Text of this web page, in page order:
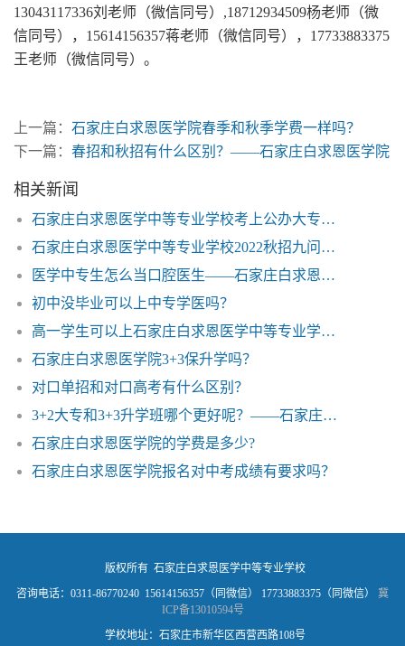
13043117336刘老师（微信同号）,18712934509杨老师（微
信同号），15614156357蒋老师（微信同号），17733883375
王老师（微信同号）。
上一篇： 石家庄白求恩医学院春季和秋季学费一样吗？
下一篇： 春招和秋招有什么区别？——石家庄白求恩医学院
相关新闻
石家庄白求恩医学中等专业学校考上公办大专概率有多大？
石家庄白求恩医学中等专业学校2022秋招九问九答
医学中专生怎么当口腔医生——石家庄白求恩医学院
初中没毕业可以上中专学医吗？
高一学生可以上石家庄白求恩医学中等专业学校的护理专业吗
石家庄白求恩医学院3+3保升学吗？
对口单招和对口高考有什么区别？
3+2大专和3+3升学班哪个更好呢？——石家庄白求恩医学院
石家庄白求恩医学院的学费是多少?
石家庄白求恩医学院报名对中考成绩有要求吗？
版权所有 石家庄白求恩医学中等专业学校
咨询电话：0311-86770240 15614156357（同微信） 17733883375（同微信） 冀
ICP备13010594号
学校地址：石家庄市新华区西营西路108号